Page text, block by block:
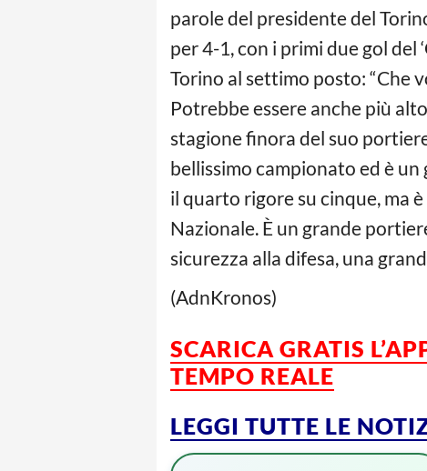
parole del presidente del
per 4-1, con i primi due gol del
Torino al settimo posto: “Che
Potrebbe essere anche più
stagione finora del suo
bellissimo campionato ed è
il quarto rigore su cinque, ma
Nazionale. È un grande
sicurezza alla difesa, una
(AdnKronos)
SCARICA GRATIS
TEMPO REALE
LEGGI TUTTE LE